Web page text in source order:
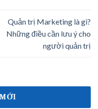
Quản trị Marketing là gì?
Những điều cần lưu ý cho
người quản trị